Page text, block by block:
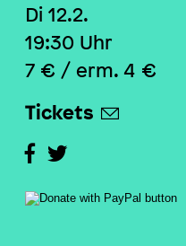
Di 12.2.
19:30 Uhr
7 € / erm. 4 €
Tickets